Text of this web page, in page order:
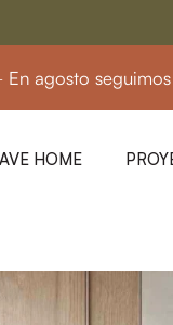
seguimos
HOME